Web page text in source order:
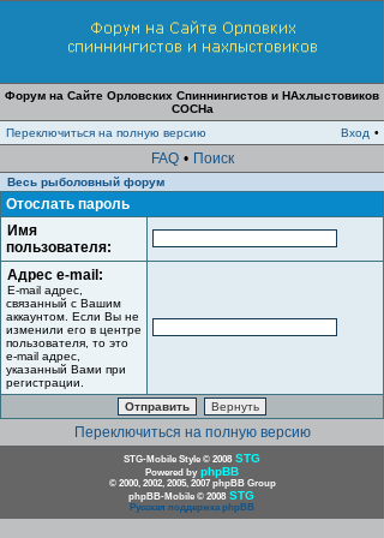
Форум на Сайте Орловских Спиннингистов и НАхлыстовиков
СОСНа
Переключиться на полную версию
Вход •
FAQ • Поиск
Весь рыболовный форум
Отослать пароль
Имя
пользователя:
Адрес e-mail:
E-mail адрес,
связанный с Вашим
аккаунтом. Если Вы не
изменили его в центре
пользователя, то это
e-mail адрес,
указанный Вами при
регистрации.
Переключиться на полную версию
STG-Mobile Style © 2008 STG
Powered by phpBB
© 2000, 2002, 2005, 2007 phpBB Group
phpBB-Mobile © 2008 STG
Русская поддержка phpBB